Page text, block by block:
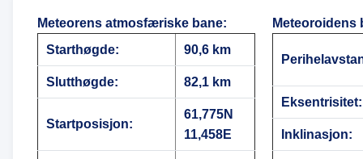
Meteorens atmosfæriske bane:
Starthøgde:
90,6 km
Slutthøgde: 82,1 km
Startposisjon:
61,775N
11,458E
Meteoroidens
Eksentrisitet:
Inklinasjon: